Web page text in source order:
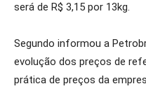
será de R$ 3,15 por 13kg.
Segundo informou a
evolução dos preços de
prática de preços da